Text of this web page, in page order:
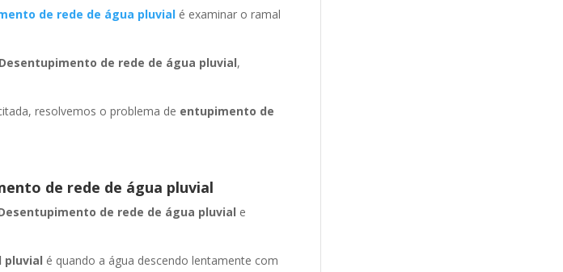
de rede de água pluvialé examinar o ramal
Desentupimento de rede de água pluvial,
resolvemos o problema de entupimento de
de rede de água pluvial
de rede de água pluvial e
pluvial é quando a água descendo lentamente com